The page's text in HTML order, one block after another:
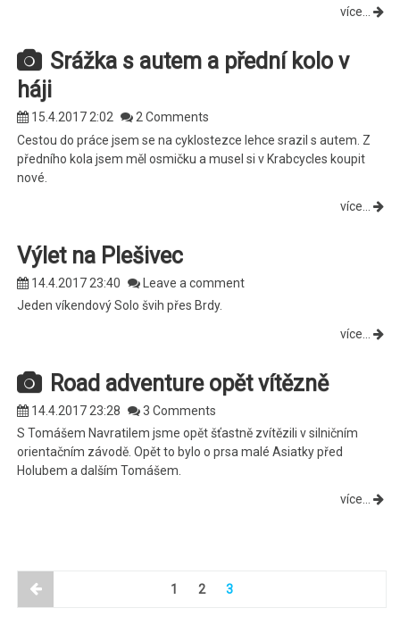
více...
Srážka s autem a přední kolo v
háji
15.4.2017 2:02
2 Comments
Cestou do práce jsem se na cyklostezce lehce srazil s autem. Z
předního kola jsem měl osmičku a musel si v Krabcycles koupit
nové.
více...
Výlet na Plešivec
14.4.2017 23:40
Leave a comment
Jeden víkendový Solo švih přes Brdy.
více...
Road adventure opět vítězně
14.4.2017 23:28
3 Comments
S Tomášem Navratilem jsme opět šťastně zvítězili v silničním
orientačním závodě. Opět to bylo o prsa malé Asiatky před
Holubem a dalším Tomášem.
více...
1 2 3